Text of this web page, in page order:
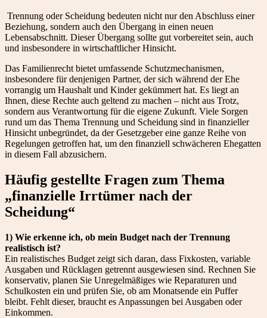
Trennung oder Scheidung bedeuten nicht nur den Abschluss einer
Beziehung, sondern auch den Übergang in einen neuen
Lebensabschnitt. Dieser Übergang sollte gut vorbereitet sein, auch
und insbesondere in wirtschaftlicher Hinsicht.
Das Familienrecht bietet umfassende Schutzmechanismen,
insbesondere für denjenigen Partner, der sich während der Ehe
vorrangig um Haushalt und Kinder gekümmert hat. Es liegt an
Ihnen, diese Rechte auch geltend zu machen – nicht aus Trotz,
sondern aus Verantwortung für die eigene Zukunft. Viele Sorgen
rund um das Thema Trennung und Scheidung sind in finanzieller
Hinsicht unbegründet, da der Gesetzgeber eine ganze Reihe von
Regelungen getroffen hat, um den finanziell schwächeren Ehegatten
in diesem Fall abzusichern.
Häufig gestellte Fragen zum Thema
„finanzielle Irrtümer nach der
Scheidung“
1) Wie erkenne ich, ob mein Budget nach der Trennung
realistisch ist?
Ein realistisches Budget zeigt sich daran, dass Fixkosten, variable
Ausgaben und Rücklagen getrennt ausgewiesen sind. Rechnen Sie
konservativ, planen Sie Unregelmäßiges wie Reparaturen und
Schulkosten ein und prüfen Sie, ob am Monatsende ein Puffer
bleibt. Fehlt dieser, braucht es Anpassungen bei Ausgaben oder
Einkommen.